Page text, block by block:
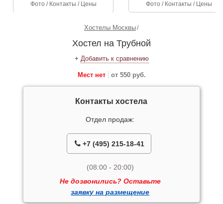
Фото / Контакты / Цены
Фото / Контакты / Цены
Хостелы Москвы
Хостел на Трубной
+ Добавить к сравнению
Мест нет от 550 руб.
Контакты хостела
Отдел продаж:
+7 (495) 215-18-41
(08:00 - 20:00)
Не дозвонились? Оставьте
заявку на размещение